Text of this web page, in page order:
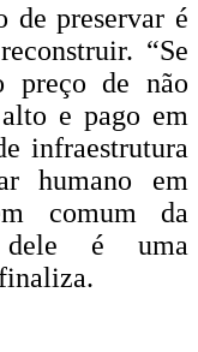
de preservar é
“Se
preço de não
e pago em
infraestrutura
humano em
comum da
dele é uma